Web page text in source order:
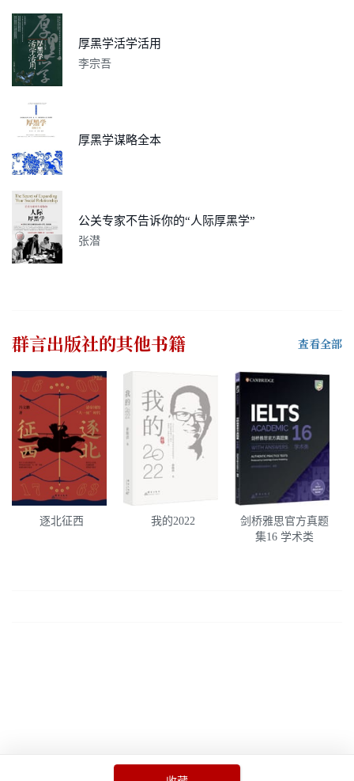
厚黑学活学活用
李宗吾
厚黑学谋略全本
公关专家不告诉你的“人际厚黑学”
张潜
群言出版社的其他书籍 查看全部
逐北征西 我的2022
剑桥雅思官方真题
集16 学术类